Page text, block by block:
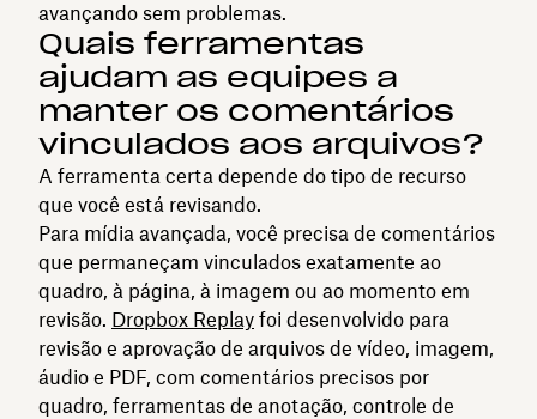
avançando sem problemas.
Quais ferramentas
ajudam as equipes a
manter os comentários
vinculados aos arquivos?
A ferramenta certa depende do tipo de recurso
que você está revisando.
Para mídia avançada, você precisa de comentários
que permaneçam vinculados exatamente ao
quadro, à página, à imagem ou ao momento em
revisão. Dropbox Replay foi desenvolvido para
revisão e aprovação de arquivos de vídeo, imagem,
áudio e PDF, com comentários precisos por
quadro, ferramentas de anotação, controle de